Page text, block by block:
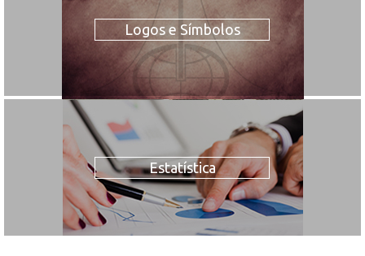
Logos e Símbolos
Estatística